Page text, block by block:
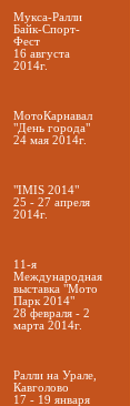
Мукса-Ралли
Байк-Спорт-
Фест
16 августа
2014г.
МотоКарнавал
"День города"
24 мая 2014г.
"IMIS 2014"
25 - 27 апреля
2014г.
11-я
Международная
выставка "Мото
Парк 2014"
28 февраля - 2
марта 2014г.
Ралли на Урале,
Кавголово
17 - 19 января